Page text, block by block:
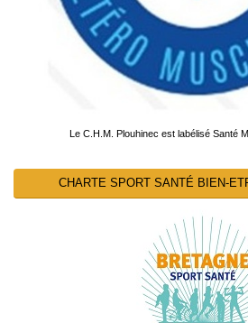
Le C.H.M. Plouhinec est labélisé Santé
CHARTE SPORT SANTÉ BIEN-